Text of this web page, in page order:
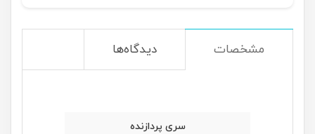
مشخصات دیدگاه‌ها
سری پردازنده